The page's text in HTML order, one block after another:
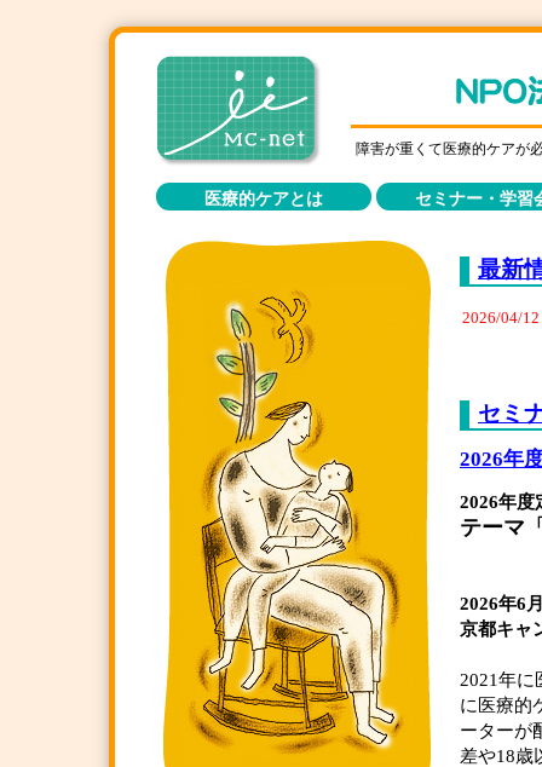
障害が重くて医療的ケアが
医療的ケアとは セミナー・学習
最新
2026/04/12
セミ
2026年
2026年度
テーマ
2026年6
京都キャ
2021年に
に医療的
ーターが
差や18歳